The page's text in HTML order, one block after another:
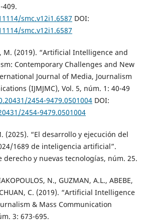
409.
smc.v12i1.6587 DOI:
smc.v12i1.6587
M. (2019). “Artificial Intelligence and
Contemporary Challenges and New
Journal of Media, Journalism
(IJMJMC), Vol. 5, núm. 1: 40-49
2454-9479.0501004DOI:
2454-9479.0501004
(2025). “El desarrollo y ejecución del
1689 de inteligencia artificial”.
derecho y nuevas tecnologías, núm. 25.
N., GUZMAN, A.L., ABEBE,
C. (2019). “Artificial Intelligence
& Mass Communication
3: 673-695.